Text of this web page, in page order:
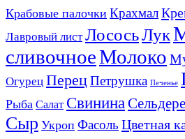
Крабовые палочки Крахмал
Лавровый лист ЛососьЛук
сливочноеМолоко
Огурец ПерецПетрушка Печенье
Рыба Салат Свинина
Сыр Укроп Фасоль Цветная